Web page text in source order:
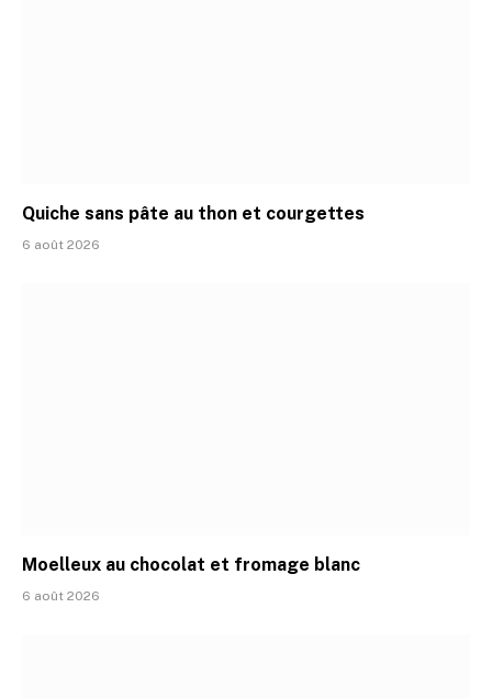
Quiche sans pâte au thon et courgettes
6 août 2026
Moelleux au chocolat et fromage blanc
6 août 2026